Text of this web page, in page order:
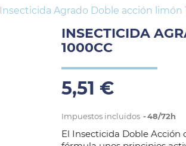
Insecticida Agrado Doble acción limón
INSECTICIDA
1000CC
5,51 €
Impuestos incluidos 48/72h
El Insecticida Doble Acción